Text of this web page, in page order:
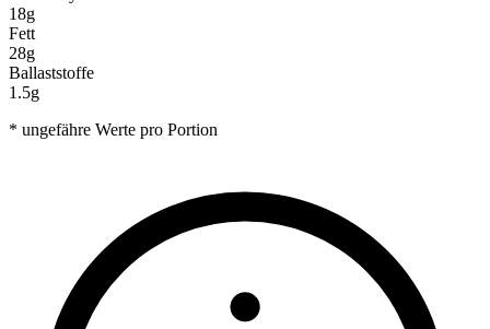
18g
Fett
28g
Ballaststoffe
1.5g
* ungefähre Werte pro Portion